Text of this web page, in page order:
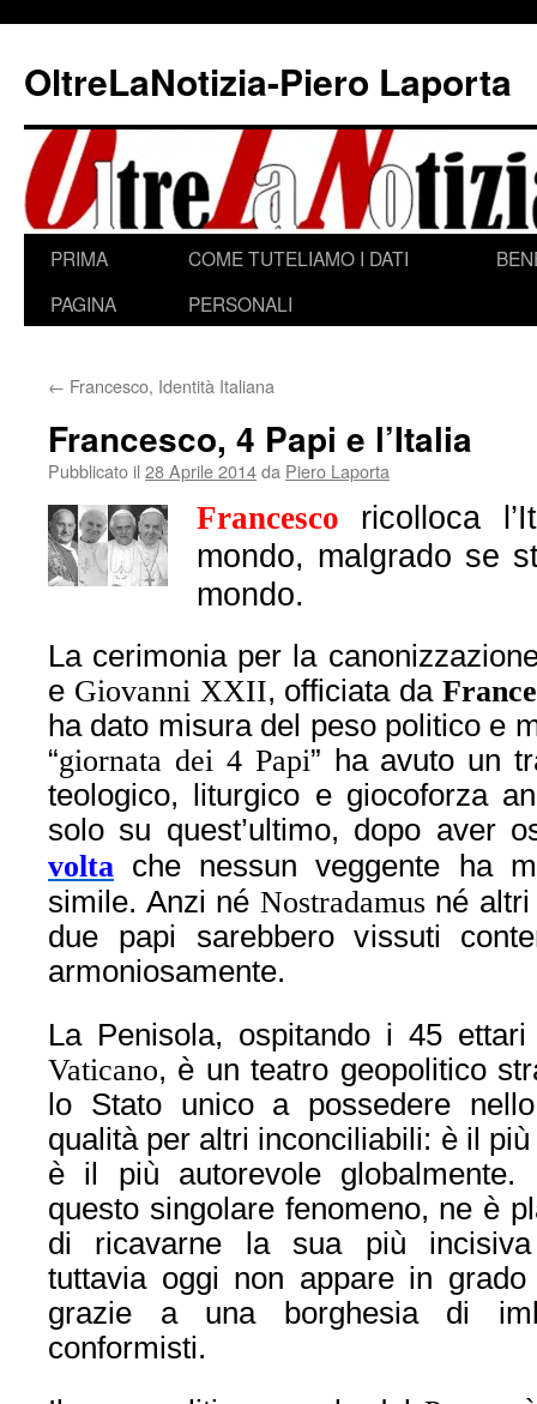
contenuto
OltreLaNotizia-Piero Laporta
PRIMA
PAGINA
COME TUTELIAMO I DATI
PERSONALI
← Francesco, Identità Italiana
Francesco, 4 Papi e l’Italia
Pubblicato il 28 Aprile 2014da Piero Laporta
Francesco
ricolloca
mondo, malgrado se
mondo.
La cerimonia per la
e Giovanni XXII, officiata da
ha dato misura del peso politico e
“giornata dei 4 Papi” ha avuto un
teologico, liturgico e giocoforza
solo su quest’ultimo, dopo aver
volta che nessun veggente
ha
simile. Anzi né Nostradamusné altri
due papi sarebbero vissuti
armoniosamente.
La Penisola, ospitando i 45
Vaticano, è un teatro geopolitico
lo Stato unico a possedere
qualità per altri inconciliabili: è il
è il più autorevole globalmente.
questo singolare fenomeno, ne è
di ricavarne la sua più incisiva
tuttavia oggi non appare in
grazie a una borghesia di
conformisti.